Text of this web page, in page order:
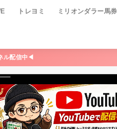
トレヨミ ミリオンダラー馬
ル配信中◀